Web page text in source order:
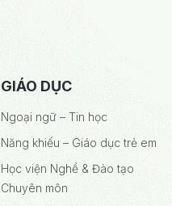
GIÁO DỤC
Ngoại ngữ – Tin học
Năng khiếu – Giáo dục trẻ em
Học viện Nghề & Đào tạo
Chuyên môn